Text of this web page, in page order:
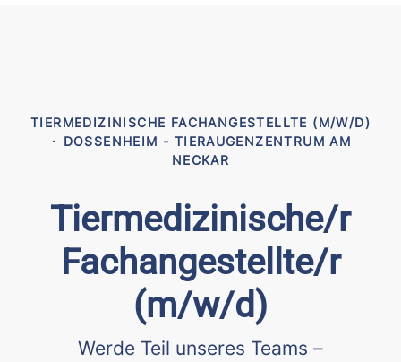
TIERMEDIZINISCHE FACHANGESTELLTE (M/W/D)
· DOSSENHEIM - TIERAUGENZENTRUM AM
NECKAR
Tiermedizinische/r
Fachangestellte/r
(m/w/d)
Werde Teil unseres Teams –